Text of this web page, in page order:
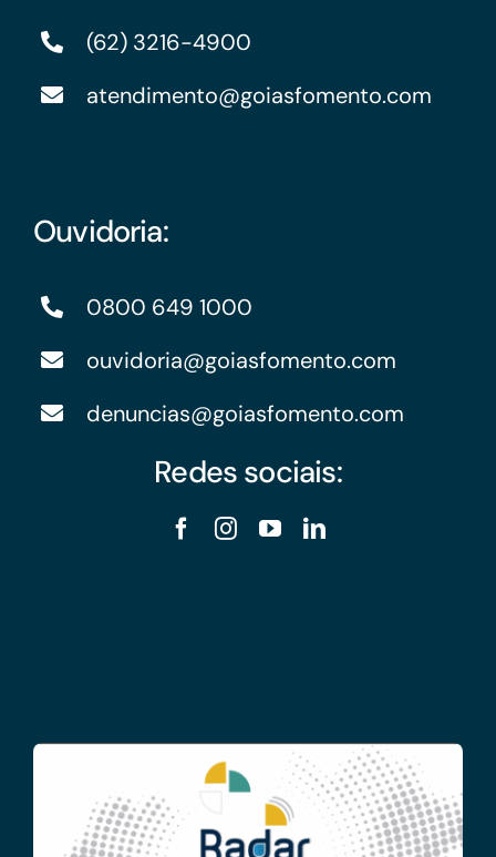
(62) 3216-4900
atendimento@goiasfomento.com
Ouvidoria:
0800 649 1000
ouvidoria@goiasfomento.com
denuncias@goiasfomento.com
Redes sociais: